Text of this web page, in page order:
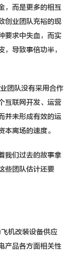
，而是更多的相互
创业团队充裕的现
要求中失血，而实
导致事倍功半，
互联网开发、运营
并未形成有效的运
离场的速度。
些团队估计还要
产品各方面相关性